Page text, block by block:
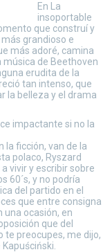
En La
insoportable
que construí y
grandioso e
más adoré, camina
música de Beethoven
erudita de la
tan intenso, que
la belleza y el drama
impactante si no la
la ficción, van de la
polaco, Ryszard
vivir y escribir sobre
60´s, y no podría
del partido en el
que entre consigna
una ocasión, en
que del
te preocupes, me dijo,